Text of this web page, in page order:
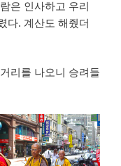
은 인사하고 우리
다. 계산도 해줬더
리를 나오니 승려들